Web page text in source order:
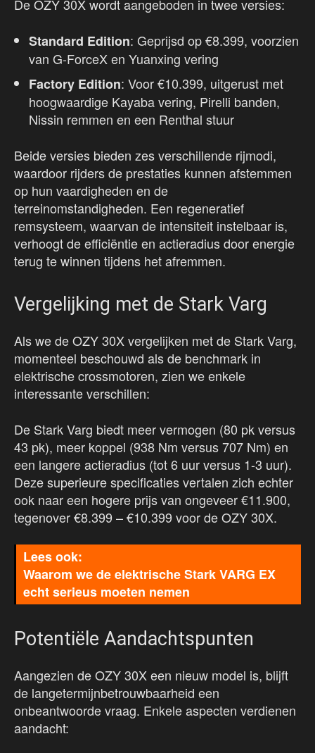
De OZY 30X wordt aangeboden in twee versies:
Standard Edition: Geprijsd op €8.399, voorzien
van G-ForceX en Yuanxing vering
Factory Edition: Voor €10.399, uitgerust met
hoogwaardige Kayaba vering, Pirelli banden,
Nissin remmen en een Renthal stuur
Beide versies bieden zes verschillende rijmodi,
waardoor rijders de prestaties kunnen afstemmen
op hun vaardigheden en de
terreinomstandigheden. Een regeneratief
remsysteem, waarvan de intensiteit instelbaar is,
verhoogt de efficiëntie en actieradius door energie
terug te winnen tijdens het afremmen.
Vergelijking met de Stark Varg
Als we de OZY 30X vergelijken met de Stark Varg,
momenteel beschouwd als de benchmark in
elektrische crossmotoren, zien we enkele
interessante verschillen:
De Stark Varg biedt meer vermogen (80 pk versus
43 pk), meer koppel (938 Nm versus 707 Nm) en
een langere actieradius (tot 6 uur versus 1-3 uur).
Deze superieure specificaties vertalen zich echter
ook naar een hogere prijs van ongeveer €11.900,
tegenover €8.399 – €10.399 voor de OZY 30X.
Waarom we de elektrische Stark VARG EX
echt serieus moeten nemen
Potentiële Aandachtspunten
Aangezien de OZY 30X een nieuw model is, blijft
de langetermijnbetrouwbaarheid een
onbeantwoorde vraag. Enkele aspecten verdienen
aandacht: